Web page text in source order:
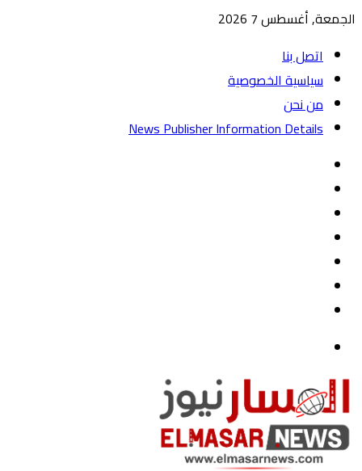
الجمعة, أغسطس 7 2026
اتصل بنا
سياسية الخصوصية
من نحن
News Publisher Information Details